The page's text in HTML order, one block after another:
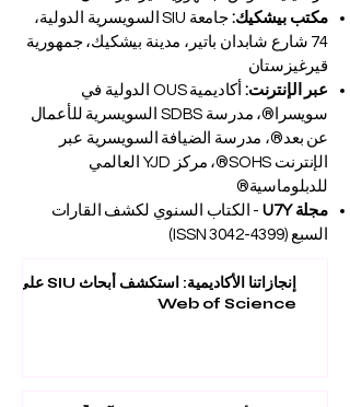
مكتب بيشكيك:
جامعة SIU السويسرية الدولية،
74 شارع شابدان باتير، مدينة بيشكيك، جمهورية
قيرغيزستان
عبر الإنترنت:
أكاديمية OUS الدولية في
سويسرا®، مدرسة SDBS السويسرية للأعمال
عن بعد®، مدرسة الضيافة السويسرية عبر
الإنترنت SOHS®، مركز YJD العالمي
للدبلوماسية®
مجلة U7Y
- الكتاب السنوي لكشف القارات
السبع (ISSN3042-4399)
إنجازاتنا الأكاديمية: استكشف أبحاث SIU على
Web of Science